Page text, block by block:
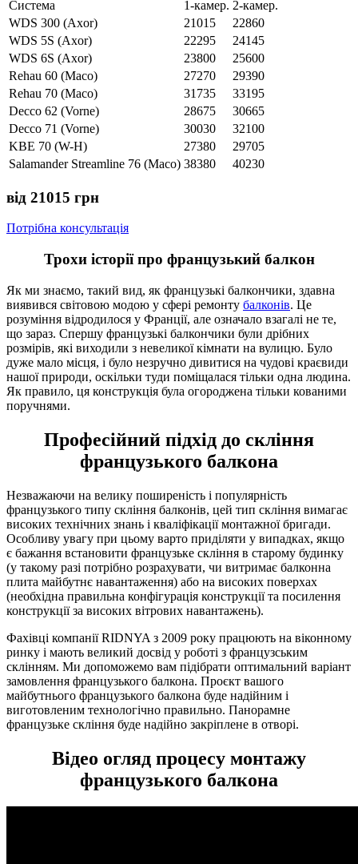
Система 1-камер. 2-камер.
WDS 300 (Axor)
21015
22860
WDS 5S (Axor)
22295
24145
WDS 6S (Axor)
23800
25600
Rehau 60 (Maco)
27270
29390
Rehau 70 (Maco)
31735
33195
Decco 62 (Vorne)
28675
30665
Decco 71 (Vorne)
30030
32100
KBE 70 (W-H)
27380
29705
Salamander Streamline 76 (Maco) 38380 40230
від 21015 грн
Потрібна консультація
Трохи історії про французький балкон
Як ми знаємо, такий вид, як французькі балкончики, здавна
виявився світовою модою у сфері ремонту балконів. Це
розуміння відродилося у Франції, але означало взагалі не те,
що зараз. Спершу французькі балкончики були дрібних
розмірів, які виходили з невеликої кімнати на вулицю. Було
дуже мало місця, і було незручно дивитися на чудові краєвиди
нашої природи, оскільки туди поміщалася тільки одна людина.
Як правило, ця конструкція була огороджена тільки кованими
поручнями.
Професійний підхід до скління
французького балкона
Незважаючи на велику поширеність і популярність
французького типу скління балконів, цей тип скління вимагає
високих технічних знань і кваліфікації монтажної бригади.
Особливу увагу при цьому варто приділяти у випадках, якщо
є бажання встановити французьке скління в старому будинку
(у такому разі потрібно розрахувати, чи витримає балконна
плита майбутнє навантаження) або на високих поверхах
(необхідна правильна конфігурація конструкції та посилення
конструкції за високих вітрових навантажень).
Фахівці компанії RIDNYA з 2009 року працюють на віконному
ринку і мають великий досвід у роботі з французським
склінням. Ми допоможемо вам підібрати оптимальний варіант
замовлення французького балкона. Проєкт вашого
майбутнього французького балкона буде надійним і
виготовленим технологічно правильно. Панорамне
французьке скління буде надійно закріплене в отворі.
Відео огляд процесу монтажу
французького балкона